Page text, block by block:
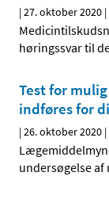
|27. oktober 2020 |
høringssvar til
Test for
indføres for
|26. oktober 2020 |
undersøgelse